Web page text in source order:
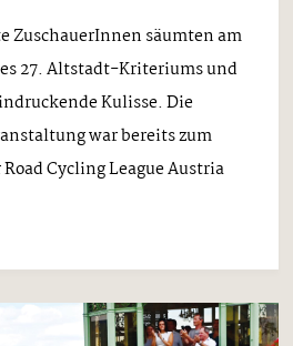
ZuschauerInnen säumten am
27. Altstadt-Kriteriums und
Kulisse. Die
war bereits zum
Cycling League Austria